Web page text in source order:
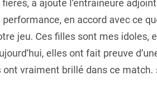
a ajouté l’entraîneure
en accord avec ce
jeu. Ces filles sont mes idoles,
elles ont fait preuve
vraiment brillé dans ce match.